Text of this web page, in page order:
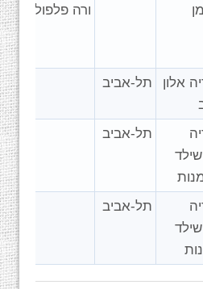
ורה פלפול
אלון
תל-אביב
תל-אביב
תל-אביב